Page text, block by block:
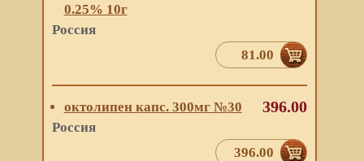
0.25% 10г
Россия
81.00
октолипен капс. 300мг №30
Россия
396.00
396.00